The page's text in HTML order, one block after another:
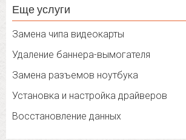
Еще услуги
Замена чипа видеокарты
Удаление баннера-вымогателя
Замена разъемов ноутбука
Установка и настройка драйверов
Восстановление данных